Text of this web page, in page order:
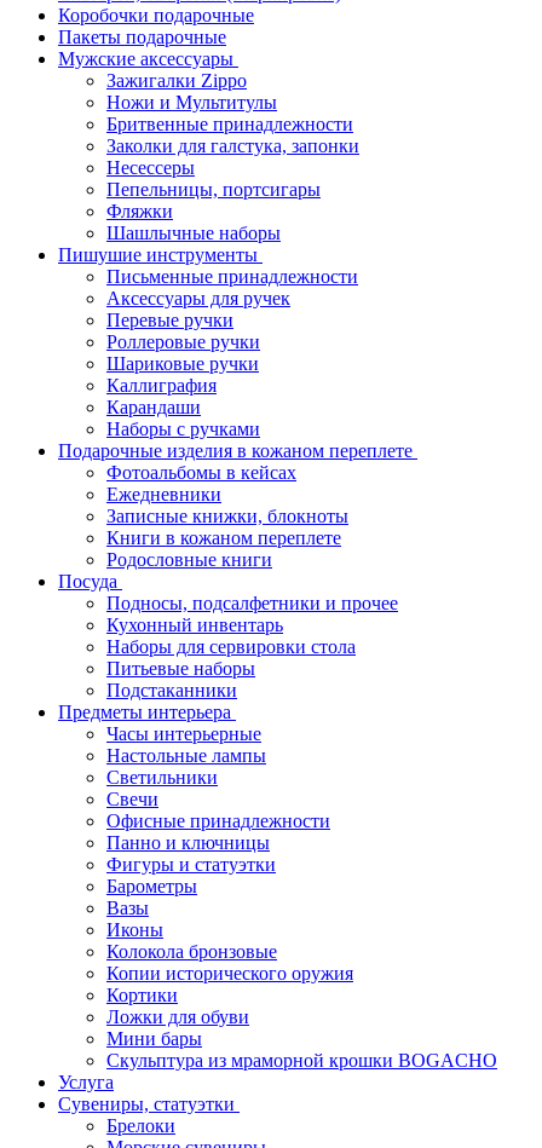
Коробочки подарочные
Пакеты подарочные
Мужские аксессуары
Зажигалки Zippo
Ножи и Мультитулы
Бритвенные принадлежности
Заколки для галстука, запонки
Несессеры
Пепельницы, портсигары
Фляжки
Шашлычные наборы
Пишушие инструменты
Письменные принадлежности
Аксессуары для ручек
Перевые ручки
Роллеровые ручки
Шариковые ручки
Каллиграфия
Карандаши
Наборы с ручками
Подарочные изделия в кожаном переплете
Фотоальбомы в кейсах
Ежедневники
Записные книжки, блокноты
Книги в кожаном переплете
Родословные книги
Посуда
Подносы, подсалфетники и прочее
Кухонный инвентарь
Наборы для сервировки стола
Питьевые наборы
Подстаканники
Предметы интерьера
Часы интерьерные
Настольные лампы
Светильники
Свечи
Офисные принадлежности
Панно и ключницы
Фигуры и статуэтки
Барометры
Вазы
Иконы
Колокола бронзовые
Копии исторического оружия
Кортики
Ложки для обуви
Мини бары
Скульптура из мраморной крошки BOGACHO
Услуга
Сувениры, статуэтки
Брелоки